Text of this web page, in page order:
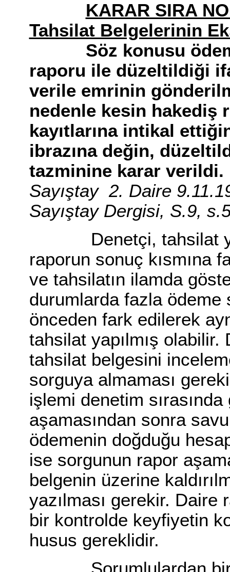
KARAR SIRA
Tahsilat Belgelerinin
Söz konusu
raporu ile düzeltildiği
verile emrinin
nedenle kesin hakediş
kayıtlarına intikal
ibrazına değin,
tazminine karar verildi.
Sayıştay 2. Daire
Sayıştay Dergisi, S.9,
Denetçi, tahsilat
raporun sonuç kısmına
ve tahsilatın ilamda
durumlarda fazla ödeme
önceden fark edilerek
tahsilat yapılmış
tahsilat belgesini
sorguya almaması
işlemi denetim
aşamasından sonra
ödemenin doğduğu
ise sorgunun rapor
belgenin üzerine
yazılması gerekir. Daire
bir kontrolde keyfiyetin
husus gereklidir.